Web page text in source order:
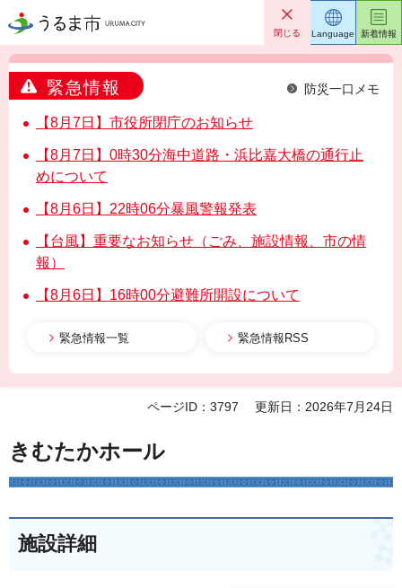
うるま市 閉じる
緊急情報 防災一口メモ
【8月7日】市役所閉庁のお知らせ
【8月7日】0時30分海中道路・浜比嘉大橋の通行止
めについて
【8月6日】22時06分暴風警報発表
【台風】重要なお知らせ（ごみ、施設情報、市の情
報）
【8月6日】16時00分避難所開設について
緊急情報一覧 緊急情報RSS
Language 新着情報
ページID：3797 更新日：2026年7月24日
きむたかホール
施設詳細